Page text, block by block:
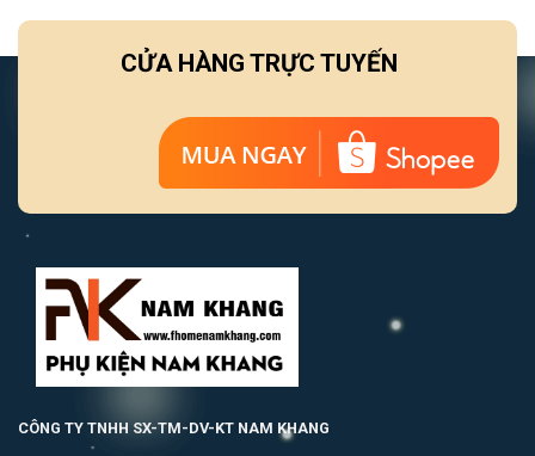
CỬA HÀNG TRỰC TUYẾN
CÔNG TY TNHH SX-TM-DV-KT NAM KHANG